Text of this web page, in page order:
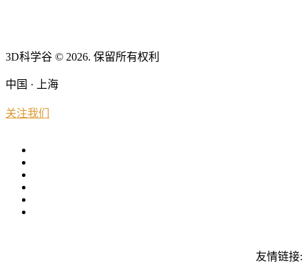
3D科学谷 © 2026. 保留所有权利
中国 · 上海
关注我们
友情链接: